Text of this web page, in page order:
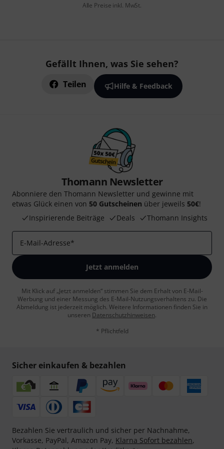
Alle Preise inkl. MwSt.
Gefällt Ihnen, was Sie sehen?
Teilen Hilfe & Feedback
Thomann Newsletter
Abonniere den Thomann Newsletter und gewinne mit
etwas Glück einen von 50 Gutscheinen über jeweils 50€!
Inspirierende Beiträge
Deals Thomann Insights
E-Mail-Adresse*
Jetzt anmelden
Mit Klick auf „Jetzt anmelden“ stimmen Sie dem Erhalt von E-Mail-
Werbung und einer Messung des E-Mail-Nutzungsverhaltens zu. Die
Abmeldung ist jederzeit möglich. Weitere Informationen finden Sie in
unseren Datenschutzhinweisen.
* Pflichtfeld
Sicher einkaufen & bezahlen
Bezahlen Sie vertraulich und sicher per Nachnahme,
Vorkasse, PayPal, Amazon Pay, Klarna Sofort bezahlen,